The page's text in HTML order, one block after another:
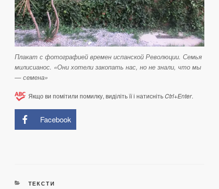
Плакат с фотографией времен испанской Революции. Семья
милисианос. «Они хотели закопать нас, но не знали, что мы
— семена»
Якщо ви помітили помилку, виділіть її і натиснітьCtrl+Enter.
Facebook
КАТЕГОРІЇ
ТЕКСТИ